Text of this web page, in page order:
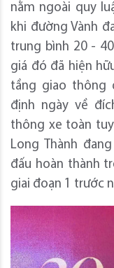
nằm ngoài quy
khi đường Vành
trung bình 20 -
giá đó đã hiện
tầng giao thông
định ngày về
thông xe toàn
Long Thành
đấu hoàn thành
giai đoạn 1 trước